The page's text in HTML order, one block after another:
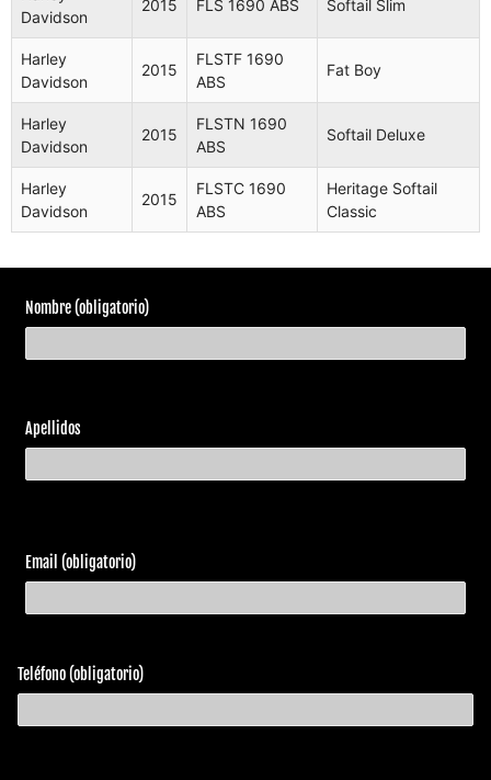
Davidson
2015 FLS 1690 ABS Softail Slim
Harley
Davidson
2015
FLSTF 1690
ABS
Fat Boy
Harley
Davidson
2015
FLSTN 1690
ABS
Softail Deluxe
Harley
Davidson
2015
FLSTC 1690
ABS
Heritage Softail
Classic
Nombre (obligatorio)
Apellidos
Email (obligatorio)
Teléfono (obligatorio)